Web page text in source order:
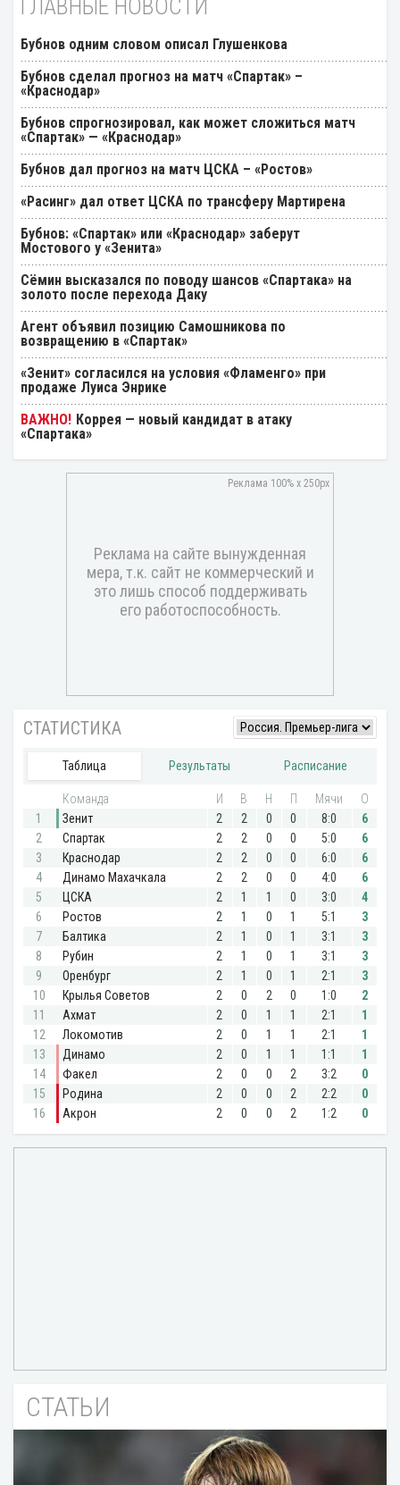
ГЛАВНЫЕ НОВОСТИ
Бубнов одним словом описал Глушенкова
Бубнов сделал прогноз на матч «Спартак» –
«Краснодар»
Бубнов спрогнозировал, как может сложиться матч
«Спартак» — «Краснодар»
Бубнов дал прогноз на матч ЦСКА – «Ростов»
«Расинг» дал ответ ЦСКА по трансферу Мартирена
Бубнов: «Спартак» или «Краснодар» заберут
Мостового у «Зенита»
Cёмин высказался по поводу шансов «Спартака» на
золото после перехода Даку
Агент объявил позицию Самошникова по
возвращению в «Спартак»
«Зенит» согласился на условия «Фламенго» при
продаже Луиса Энрике
Коррея — новый кандидат в атаку
«Спартака»
СТАТЬИ